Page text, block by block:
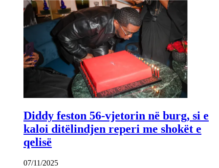
Diddy feston 56-vjetorin në burg, si e
kaloi ditëlindjen reperi me shokët e
qelisë
07/11/2025